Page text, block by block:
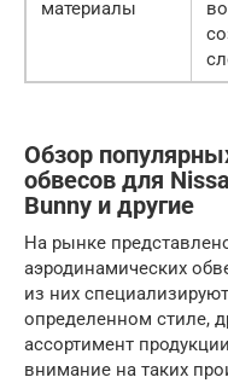
материалы
Обзор
обвесов для
Bunny и другие
На рынке
аэродинамических
из них
определенном стиле,
ассортимент
внимание на таких